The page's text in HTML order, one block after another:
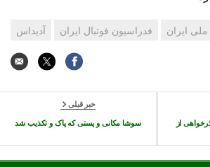
ملی ایران فدراسیون فوتبال ایران آدیداس
از
خبر قبلی
سوشا مکانی و پستی که پاک و تکذیب شد